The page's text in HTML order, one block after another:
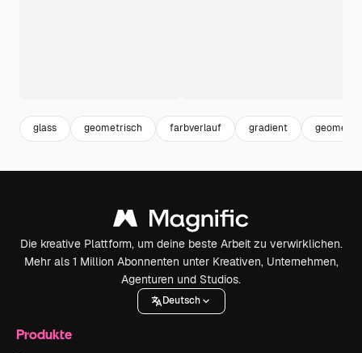
glass geometrisch farbverlauf gradient
Die kreative Plattform, um deine beste Arbeit zu verwirklichen.
Mehr als 1 Million Abonnenten unter Kreativen, Unternehmen,
Agenturen und Studios.
Deutsch
Produkte